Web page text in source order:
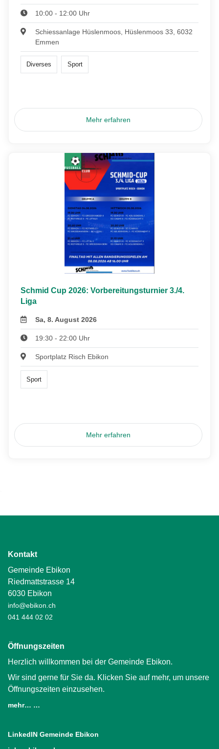
10:00 - 12:00 Uhr
Schiessanlage Hüslenmoos, Hüslenmoos 33, 6032
Emmen
Diverses Sport
Mehr erfahren
Schmid Cup 2026: Vorbereitungsturnier 3./4.
Liga
Sa, 8. August 2026
19:30 - 22:00 Uhr
Sportplatz Risch Ebikon
Sport
Mehr erfahren
Kontakt
Gemeinde Ebikon
Riedmattstrasse 14
6030 Ebikon
info@ebikon.ch
041 444 02 02
Öffnungszeiten
Herzlich willkommen bei der Gemeinde Ebikon.
Wir sind gerne für Sie da. Klicken Sie auf mehr, um unsere
Öffnungszeiten einzusehen.
mehr… …
LinkedIN Gemeinde Ebikon